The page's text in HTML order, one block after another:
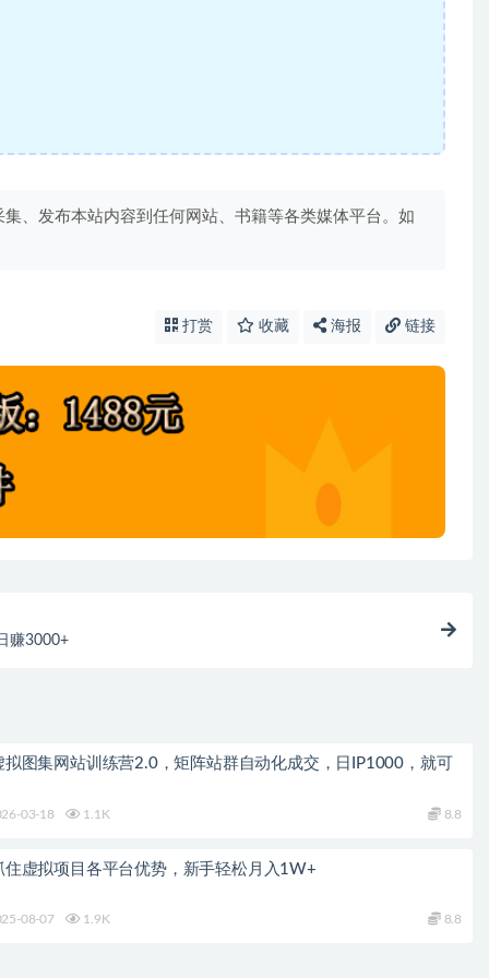
、发布本站内容到任何网站、书籍等各类媒体平台。如
打赏 收藏 海报 链接
赚3000+
图集网站训练营2.0，矩阵站群自动化成交，日IP1000，就可
03-18 1.1K 8.8
住虚拟项目各平台优势，新手轻松月入1W+
08-07 1.9K 8.8